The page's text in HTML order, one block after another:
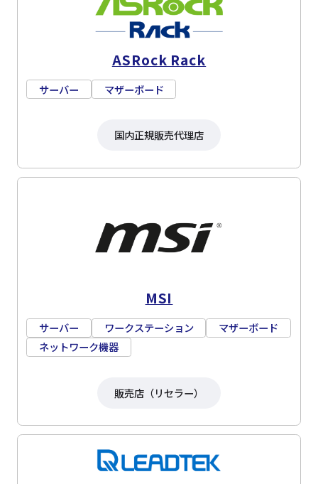
ASRock Rack
サーバー マザーボード
国内正規販売代理店
MSI
サーバー ワークステーション
マザーボード
ネットワーク機器
販売店（リセラー）